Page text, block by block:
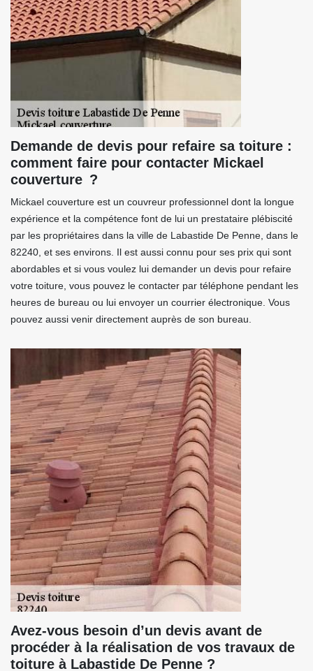
Demande de devis pour refaire sa toiture :
comment faire pour contacter Mickael
couverture ?
Mickael couverture est un couvreur professionnel dont la longue
expérience et la compétence font de lui un prestataire plébiscité
par les propriétaires dans la ville de Labastide De Penne, dans le
82240, et ses environs. Il est aussi connu pour ses prix qui sont
abordables et si vous voulez lui demander un devis pour refaire
votre toiture, vous pouvez le contacter par téléphone pendant les
heures de bureau ou lui envoyer un courrier électronique. Vous
pouvez aussi venir directement auprès de son bureau.
Avez-vous besoin d’un devis avant de
procéder à la réalisation de vos travaux de
toiture à Labastide De Penne ?